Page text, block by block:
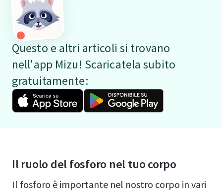
Questo e altri articoli si trovano
nell'app Mizu! Scaricatela subito
gratuitamente:
Il ruolo del fosforo nel tuo corpo
Il fosforo è importante nel nostro corpo in vari